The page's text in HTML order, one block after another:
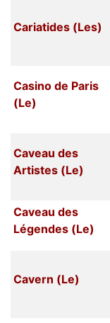
Cariatides (Les)
Casino de Paris
(Le)
Caveau des
Artistes (Le)
Caveau des
Légendes (Le)
Cavern (Le)